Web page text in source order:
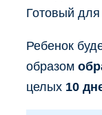
Готовый для
Ребенок
образом
целых 10